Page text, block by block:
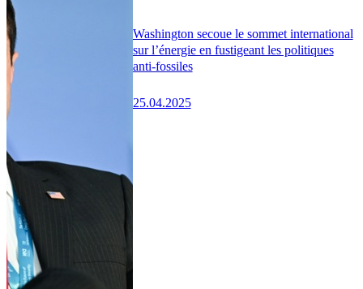
Washington secoue le sommet international
sur l’énergie en fustigeant les politiques
anti-fossiles
25.04.2025